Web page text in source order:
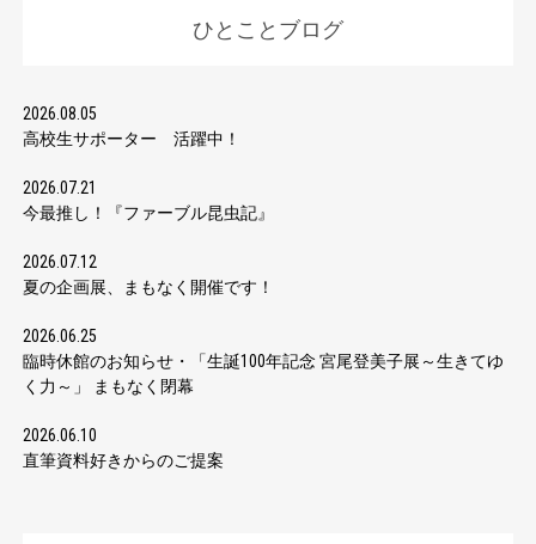
ひとことブログ
2026.08.05
高校生サポーター 活躍中！
2026.07.21
今最推し！『ファーブル昆虫記』
2026.07.12
夏の企画展、まもなく開催です！
2026.06.25
臨時休館のお知らせ・「生誕100年記念 宮尾登美子展～生きてゆ
く力～」 まもなく閉幕
2026.06.10
直筆資料好きからのご提案